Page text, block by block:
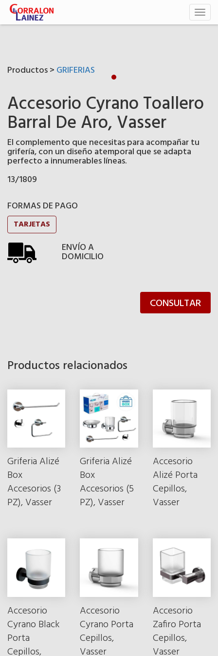
Productos > GRIFERIAS
Accesorio Cyrano Toallero
Barral De Aro, Vasser
El complemento que necesitas para acompañar tu
grifería, con un diseño atemporal que se adapta
perfecto a innumerables líneas.
13/1809
FORMAS DE PAGO
TARJETAS
ENVÍO A
DOMICILIO
CONSULTAR
Productos relacionados
Griferia Alizé
Box
Accesorios (3
PZ), Vasser
Griferia Alizé
Box
Accesorios (5
PZ), Vasser
Accesorio
Alizé Porta
Cepillos,
Vasser
Accesorio
Cyrano Black
Porta
Cepillos,
Accesorio
Cyrano Porta
Cepillos,
Vasser
Accesorio
Zafiro Porta
Cepillos,
Vasser